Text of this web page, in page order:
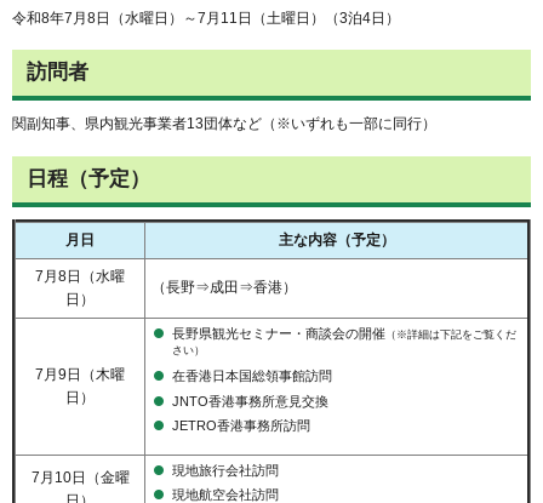
令和8年7月8日（水曜日）～7月11日（土曜日）（3泊4日）
訪問者
関副知事、県内観光事業者13団体など（※いずれも一部に同行）
日程（予定）
月日 主な内容（予定）
7月8日（水曜
日）
（長野⇒成田⇒香港）
7月9日（木曜
日）
長野県観光セミナー・商談会の開催 （※詳細は下記をご覧くだ
さい）
在香港日本国総領事館訪問
JNTO香港事務所意見交換
JETRO香港事務所訪問
7月10日（金曜
現地旅行会社訪問
現地航空会社訪問